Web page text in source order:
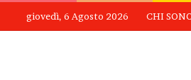
giovedì, 6 Agosto 2026 CHI